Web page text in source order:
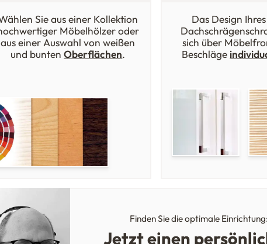
Sie aus einer Kollektion
Möbelhölzer oder
aus einer Auswahl von weißen
und buntenOberflächen.
Das Design
sich über
Beschläge
Finden Sie die optimale Einrichtung:
Jetzt einen